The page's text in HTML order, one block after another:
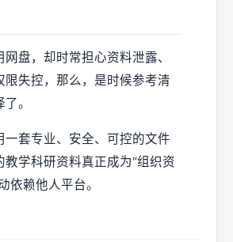
盘，却时常担心资料泄露、
限失控，那么，是时候参考清
。
一套专业、安全、可控的文件
教学科研资料真正成为“组织资
依赖他人平台。